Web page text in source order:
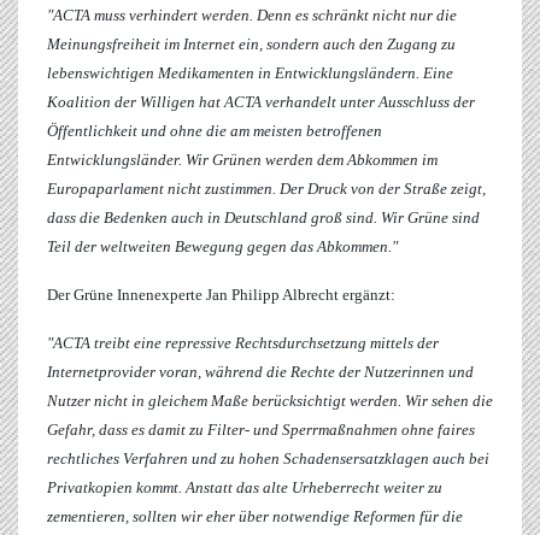
"ACTA muss verhindert werden. Denn es schränkt nicht nur die
Meinungsfreiheit im Internet ein, sondern auch den Zugang zu
lebenswichtigen Medikamenten in Entwicklungsländern. Eine
Koalition der Willigen hat ACTA verhandelt unter Ausschluss der
Öffentlichkeit und ohne die am meisten betroffenen
Entwicklungsländer. Wir Grünen werden dem Abkommen im
Europaparlament nicht zustimmen. Der Druck von der Straße zeigt,
dass die Bedenken auch in Deutschland groß sind. Wir Grüne sind
Teil der weltweiten Bewegung gegen das Abkommen."
Der Grüne Innenexperte Jan Philipp Albrecht ergänzt:
"ACTA treibt eine repressive Rechtsdurchsetzung mittels der
Internetprovider voran, während die Rechte der Nutzerinnen und
Nutzer nicht in gleichem Maße berücksichtigt werden. Wir sehen die
Gefahr, dass es damit zu Filter- und Sperrmaßnahmen ohne faires
rechtliches Verfahren und zu hohen Schadensersatzklagen auch bei
Privatkopien kommt. Anstatt das alte Urheberrecht weiter zu
zementieren, sollten wir eher über notwendige Reformen für die